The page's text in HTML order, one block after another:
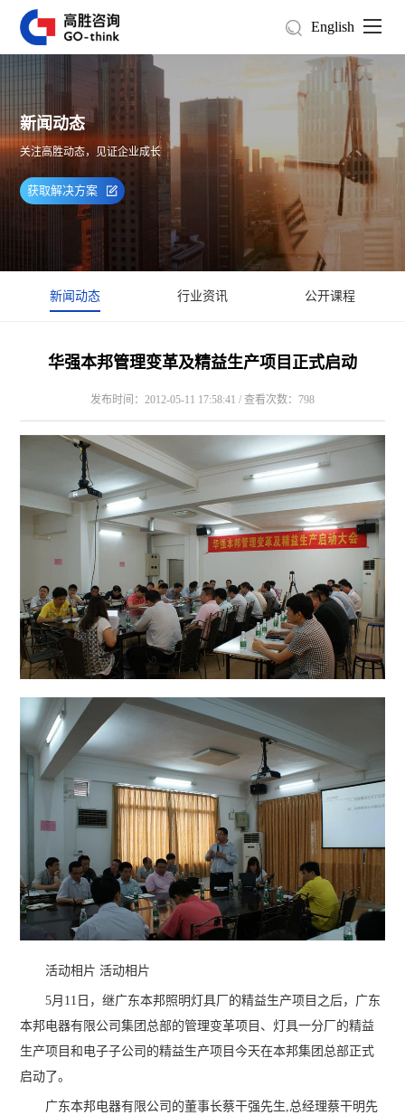
English
新闻动态
关注高胜动态，见证企业成长
获取解决方案
新闻动态 行业资讯 公开课程
华强本邦管理变革及精益生产项目正式启动
发布时间：2012-05-11 17:58:41 / 查看次数：798
活动相片 活动相片
5月11日，继广东本邦照明灯具厂的精益生产项目之后，广东
本邦电器有限公司集团总部的管理变革项目、灯具一分厂的精益
生产项目和电子子公司的精益生产项目今天在本邦集团总部正式
启动了。
广东本邦电器有限公司的董事长蔡干强先生,总经理蔡干明先